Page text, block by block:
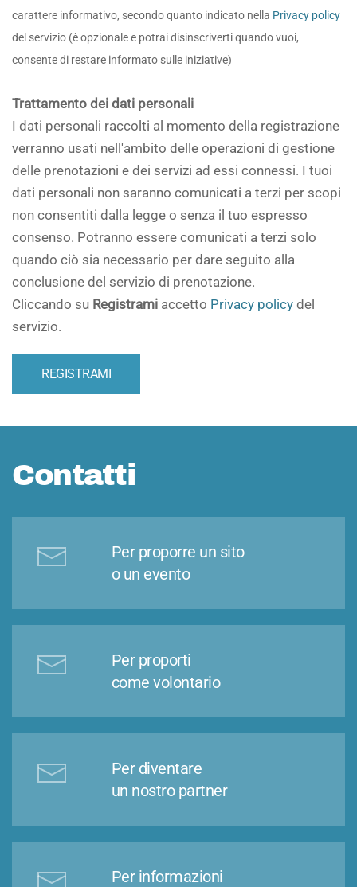
carattere informativo, secondo quanto indicato nella Privacy policy
del servizio (è opzionale e potrai disinscriverti quando vuoi,
consente di restare informato sulle iniziative)
Trattamento dei dati personali
I dati personali raccolti al momento della registrazione
verranno usati nell'ambito delle operazioni di gestione
delle prenotazioni e dei servizi ad essi connessi. I tuoi
dati personali non saranno comunicati a terzi per scopi
non consentiti dalla legge o senza il tuo espresso
consenso. Potranno essere comunicati a terzi solo
quando ciò sia necessario per dare seguito alla
conclusione del servizio di prenotazione.
Cliccando su Registrami accetto Privacy policy del
servizio.
Contatti
Per proporre un sito
o un evento
Per proporti
come volontario
Per diventare
un nostro partner
Per informazioni